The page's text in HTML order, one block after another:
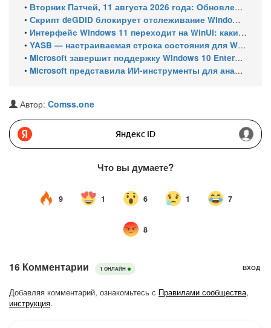
• Вторник Патчей, 11 августа 2026 года: Обновления безопасности для Windows 11 (включая KB5121003), ESU-обновления для Windows 10
• Скрипт deGDID блокирует отслеживание Windows по глобальному идентификатору устройства
• Интерфейс Windows 11 переходит на WinUI: какие системные элементы обновит Microsoft
• YASB — настраиваемая строка состояния для Windows с виджетами и поддержкой нескольких мониторов
• Microsoft завершит поддержку Windows 10 Enterprise LTSC 2021 в январе 2027 года. ESU продлят обновления до января 2030 года
• Microsoft представила ИИ-инструменты для анализа производительности Windows: ETW MCP и WPA MCP
Автор: Comss.one